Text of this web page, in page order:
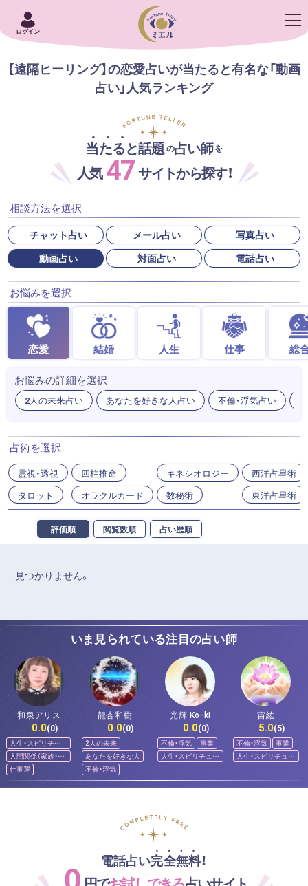
ログイン
【遠隔ヒーリング】の恋愛占いが当たると有名な「動画
占い」人気ランキング
当たると話題の占い師を
人気47サイトから探す！
相談方法を選択
チャット占い メール占い
写真占い
動画占い
対面占い 電話占い
お悩みを選択
恋愛 結婚 人生 仕事 総
お悩みの詳細を選択
2人の未来占い あなたを好きな人占い 不倫・浮気占い
占術を選択
霊視・透視
タロット
四柱推命
オラクルカード
キネシオロジー
数秘術
西洋占星術
東洋占星術
評価順 閲覧数順 占い歴順
見つかりません。
いま見られている注目の占い師
和泉アリス
0.0(0)
人生・スピリチュ
アル
人間関係（家族・友
人）
仕事運
龍杏和樹
0.0(0)
2人の未来
あなたを好きな人
不倫・浮気
光輝 Ko-ki
0.0(0)
不倫・浮気
事業
人生・スピリチュア
ル
宙紘
5.0(5)
不倫・浮気
事業
人生・スピリチュア
ル
電話占い完全無料！